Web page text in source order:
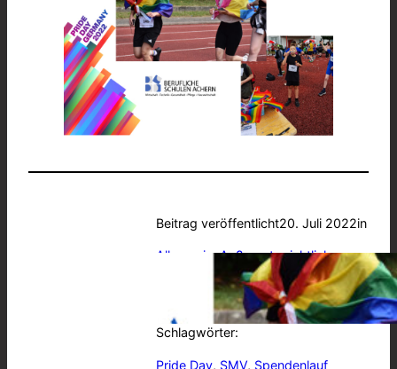
Beitrag veröffentlicht20. Juli 2022in
Allgemein , Außerunterrichtliches
Schlagwörter:
Pride Day, SMV, Spendenlauf